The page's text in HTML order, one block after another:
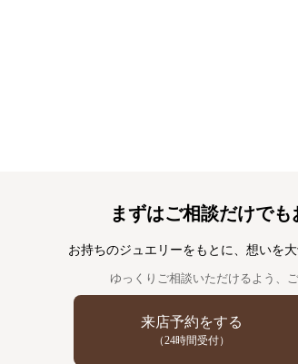
まずはご相談だけでも
お持ちのジュエリーをもとに、 想いを
ゆっくりご相談いただけるよう、
来店予約をする
（24時間受付）